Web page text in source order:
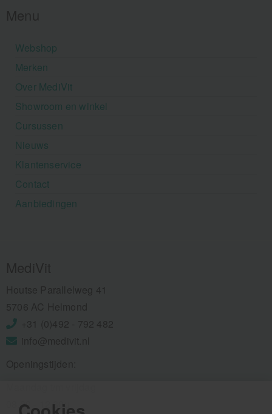
Webshop
Merken
Over MediVit
Showroom en winkel
Cursussen
Nieuws
Klantenservice
Contact
Aanbiedingen
08.00 - 12.30u